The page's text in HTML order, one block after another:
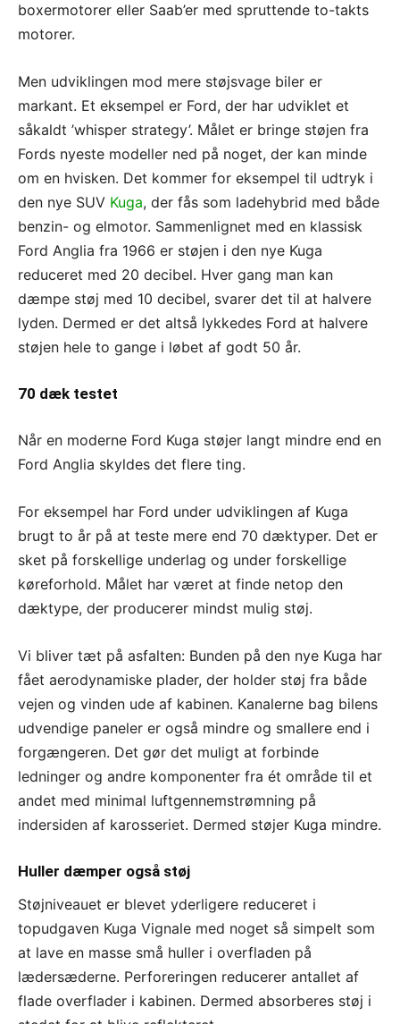
boxermotorer eller Saab’er med spruttende to-takts
motorer.
Men udviklingen mod mere støjsvage biler er
markant. Et eksempel er Ford, der har udviklet et
såkaldt ’whisper strategy’. Målet er bringe støjen fra
Fords nyeste modeller ned på noget, der kan minde
om en hvisken. Det kommer for eksempel til udtryk i
den nye SUV Kuga, der fås som ladehybrid med både
benzin- og elmotor. Sammenlignet med en klassisk
Ford Anglia fra 1966 er støjen i den nye Kuga
reduceret med 20 decibel. Hver gang man kan
dæmpe støj med 10 decibel, svarer det til at halvere
lyden. Dermed er det altså lykkedes Ford at halvere
støjen hele to gange i løbet af godt 50 år.
70 dæk testet
Når en moderne Ford Kuga støjer langt mindre end en
Ford Anglia skyldes det flere ting.
For eksempel har Ford under udviklingen af Kuga
brugt to år på at teste mere end 70 dæktyper. Det er
sket på forskellige underlag og under forskellige
køreforhold. Målet har været at finde netop den
dæktype, der producerer mindst mulig støj.
Vi bliver tæt på asfalten: Bunden på den nye Kuga har
fået aerodynamiske plader, der holder støj fra både
vejen og vinden ude af kabinen. Kanalerne bag bilens
udvendige paneler er også mindre og smallere end i
forgængeren. Det gør det muligt at forbinde
ledninger og andre komponenter fra ét område til et
andet med minimal luftgennemstrømning på
indersiden af karosseriet. Dermed støjer Kuga mindre.
Huller dæmper også støj
Støjniveauet er blevet yderligere reduceret i
topudgaven Kuga Vignale med noget så simpelt som
at lave en masse små huller i overfladen på
lædersæderne. Perforeringen reducerer antallet af
flade overflader i kabinen. Dermed absorberes støj i